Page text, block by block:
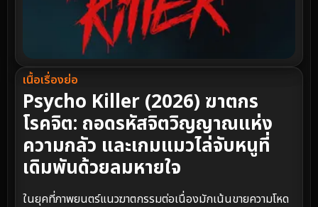
เนื้อเรื่องย่อ
Psycho Killer (2026) ฆาตกร
โรคจิต: ถอดรหัสจิตวิญญาณแห่ง
ความกลัว และเกมแมวไล่จับหนูที่
เดิมพันด้วยลมหายใจ
ในยุคที่ภาพยนตร์แนวฆาตกรรมต่อเนื่องมักเน้นขายความโหด